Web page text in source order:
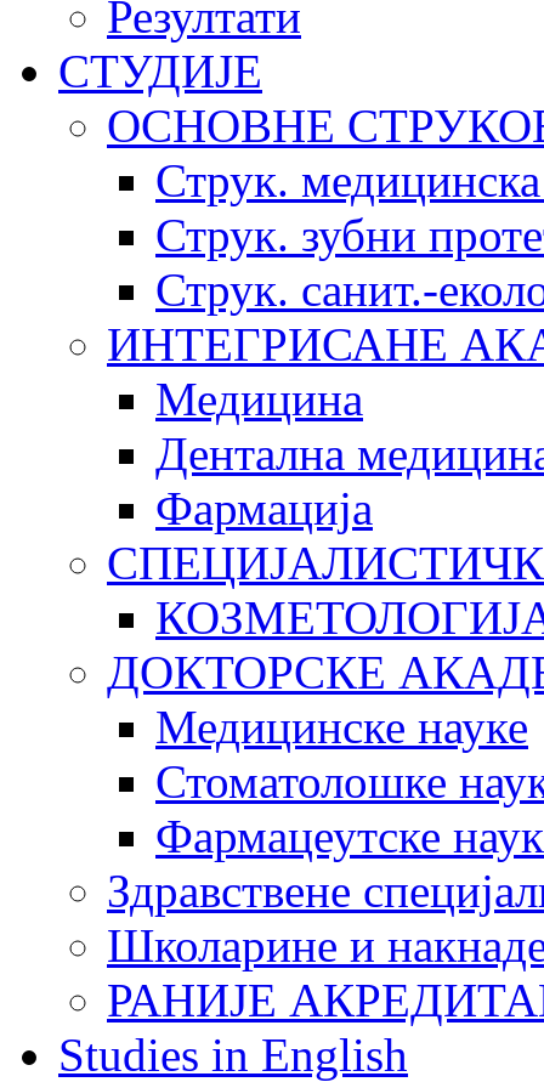
Резултати
СТУДИЈЕ
ОСНОВНЕ
Струк. медицинска
Струк. зубни
Струк. санит.-
ИНТЕГРИСАНЕ
Медицина
Дентална
Фармација
ДОКТОРСКЕ
Медицинске науке
Стоматолошке
Фармацеутске
Здравствене
Школарине и
РАНИЈЕ
Studies in English